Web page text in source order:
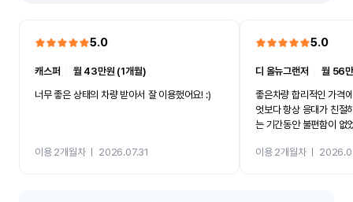
5.0
캐스퍼
월 43만원 (1개월)
너무 좋은 상태의 차량 받아서 잘 이용했어요! :)
이용 2개월차ㅣ 2026.07.31
5.0
디 올뉴그랜저 ㅣ월 56
좋은차량 합리적인 가격
엇보다 항상 응대가 친절
는 기간동안 불편함이 없
카 렌트 고민없이 강추합
이용 2개월차ㅣ